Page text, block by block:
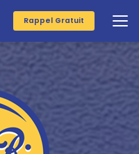
Rappel Gratuit